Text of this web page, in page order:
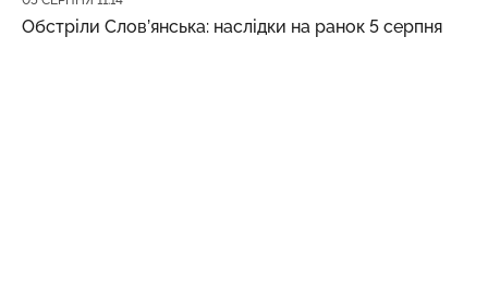
Обстріли Слов’янська: наслідки на ранок 5 серпня